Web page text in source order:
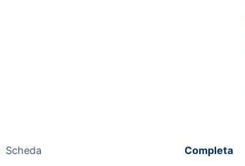
Scheda Completa